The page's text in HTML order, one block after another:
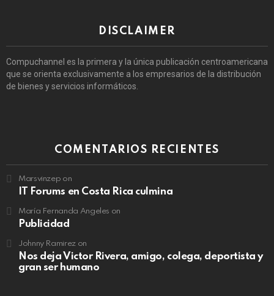
DISCLAIMER
Compuchannel es la primera y la única publicación centroamericana
que se orienta exclusivamente a los empresarios de la distribución
de bienes y servicios informáticos.
COMENTARIOS RECIENTES
Marsvinzep on
IT Forums en Costa Rica culmina
María Fernanda Angeles on
Publicidad
Johnny Ramirezon
Nos deja Victor Rivera, amigo, colega, deportista y
gran ser humano